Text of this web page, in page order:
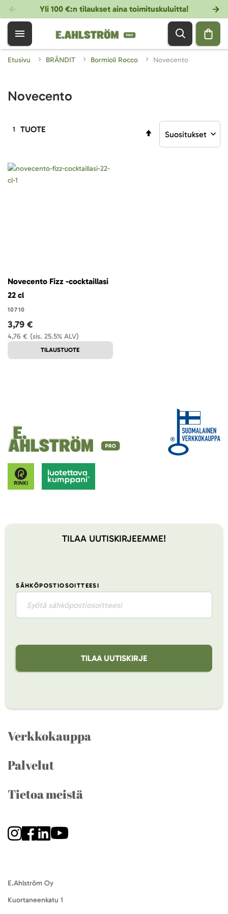
Yli 100 €:n tilaukset aina toimituskuluitta!
Etusivu BRÄNDIT Bormioli Rocco Novecento
Novecento
1 TUOTE
Aseta
Novecento Fizz -cocktaillasi
22 cl
10710
(sis. 25.5% ALV)
4,76 €
3,79 €
TILAUSTUOTE
TILAA UUTISKIRJEEMME!
SÄHKÖPOSTIOSOITTEESI
TILAA UUTISKIRJE
Verkkokauppa
Palvelut
Tietoa meistä
E.Ahlström Oy
Kuortaneenkatu 1